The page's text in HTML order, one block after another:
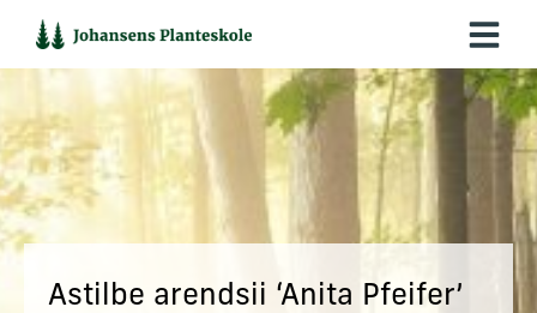
indholdet
Astilbe arendsii ‘Anita Pfeifer’